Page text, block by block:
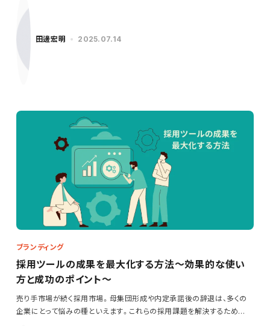
田邊宏明 2025.07.14
ブランディング
採用ツールの成果を最大化する方法～効果的な使い
方と成功のポイント～
売り手市場が続く採用市場。母集団形成や内定承諾後の辞退は、多くの
企業にとって悩みの種といえます。これらの採用課題を解決するため